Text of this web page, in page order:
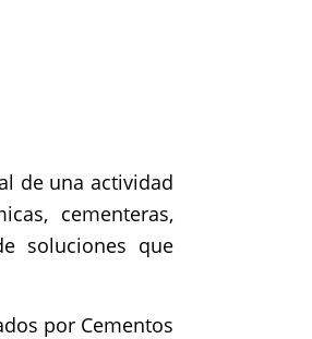
de una actividad
cementeras,
soluciones que
por Cementos